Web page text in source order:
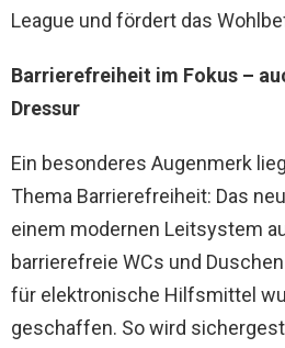
League und fördert das
Barrierefreiheit im Fokus –
Dressur
Ein besonderes Augenmerk
Thema Barrierefreiheit: Das
einem modernen Leitsystem
barrierefreie WCs und
für elektronische Hilfsmittel
geschaffen. So wird